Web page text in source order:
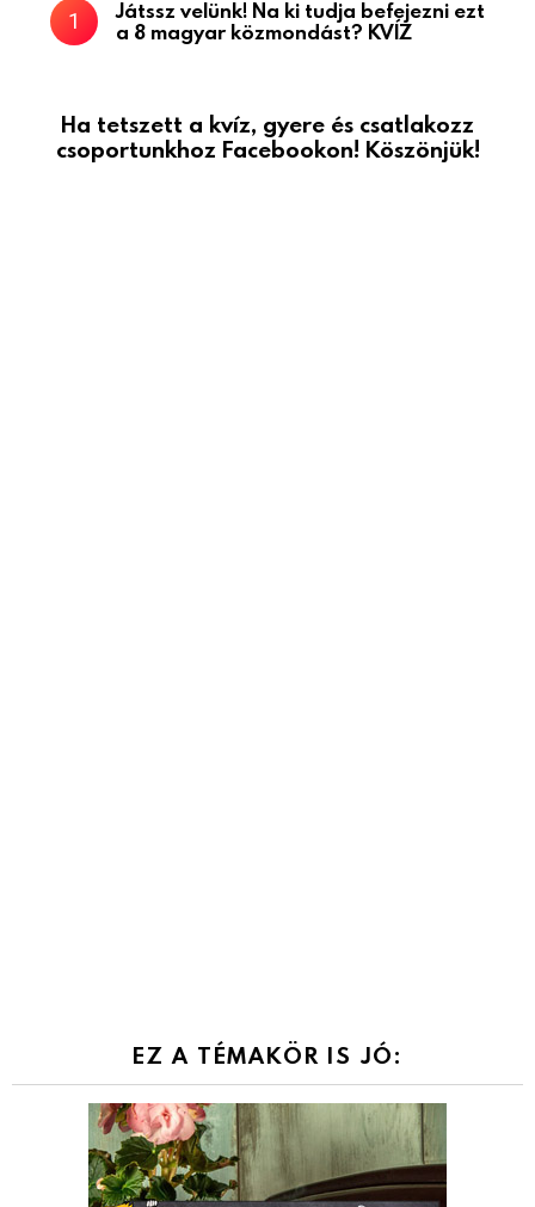
Játssz velünk! Na ki tudja befejezni ezt
a 8 magyar közmondást? KVÍZ
Ha tetszett a kvíz, gyere és csatlakozz
csoportunkhoz Facebookon! Köszönjük!
EZ A TÉMAKÖR IS JÓ: